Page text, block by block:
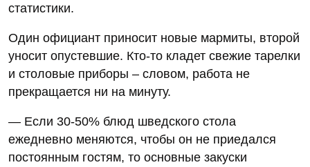
статистики.
Один официант приносит новые мармиты, второй
уносит опустевшие. Кто-то кладет свежие тарелки
и столовые приборы – словом, работа не
прекращается ни на минуту.
— Если 30-50% блюд шведского стола
ежедневно меняются, чтобы он не приедался
постоянным гостям, то основные закуски